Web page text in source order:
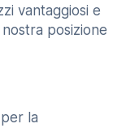
vantaggiosi e
posizione
la